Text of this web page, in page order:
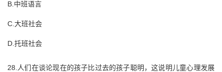
B.中班语言
C.大班社会
D.托班社会
28.人们在谈论现在的孩子比过去的孩子聪明，这说明儿童心理发展